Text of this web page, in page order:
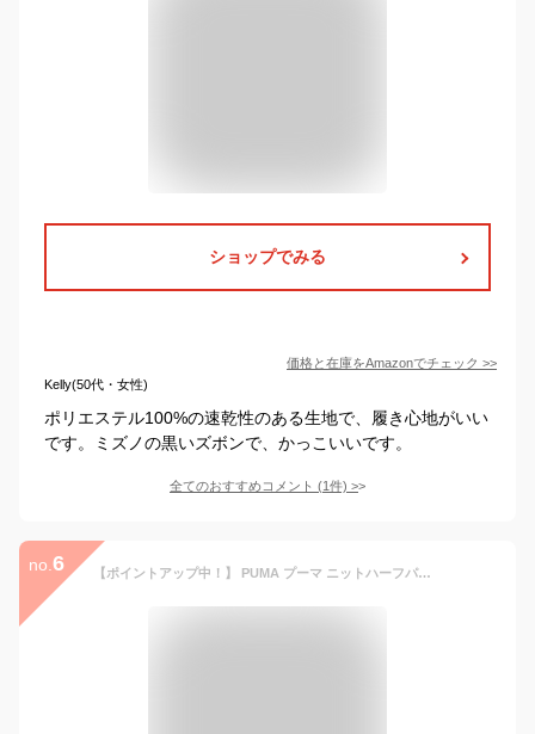
ショップでみる
価格と在庫をAmazonでチェック >>
Kelly(50代・女性)
ポリエステル100%の速乾性のある生地で、履き心地がいい
です。ミズノの黒いズボンで、かっこいいです。
全てのおすすめコメント (1件) >
no. 6 【ポイントアップ中！】 PUMA プーマ ニットハーフパンツ レディース ボトムス トレーニングパンツ 部活 ショートパンツ ハーフパンツ 吸汗速乾性 ランニング トレーニング ジム フィットネス 525218